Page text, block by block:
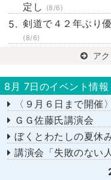
定し
(8/6)
剣道で４２年ぶり
(8/6)
ア
8月 7日のイベント情報
〈９月６日まで開催〉特別展示
ＧＧ佐藤氏講演会
ぼくとわたしの夏休
講演会「失敗のない人